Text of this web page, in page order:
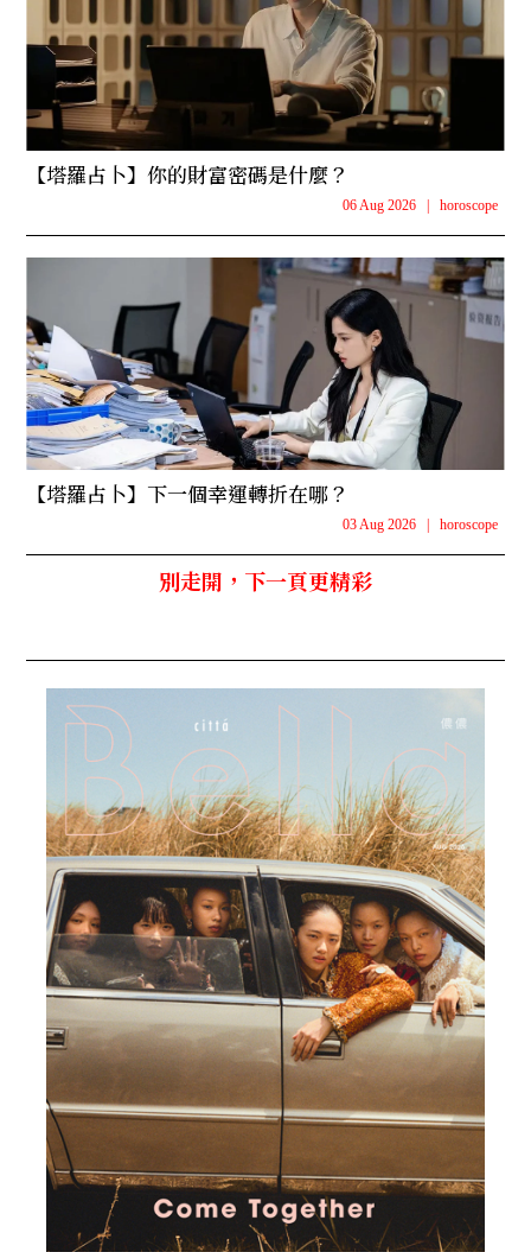
【塔羅占卜】你的財富密碼是什麼？
06 Aug 2026 | horoscope
【塔羅占卜】下一個幸運轉折在哪？
03 Aug 2026 | horoscope
別走開，下一頁更精彩